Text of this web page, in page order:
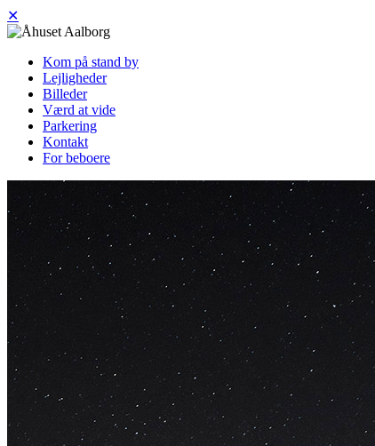
✕
Kom på stand by
Lejligheder
Billeder
Værd at vide
Parkering
Kontakt
For beboere